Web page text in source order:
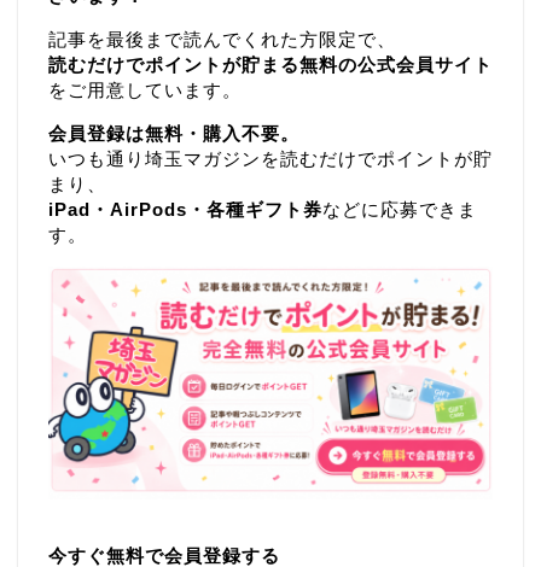
記事を最後まで読んでくれた方限定で、
読むだけでポイントが貯まる無料の公式会員サイト
をご用意しています。
会員登録は無料・購入不要。
いつも通り埼玉マガジンを読むだけでポイントが貯
まり、
iPad・AirPods・各種ギフト券などに応募できま
す。
今すぐ無料で会員登録する